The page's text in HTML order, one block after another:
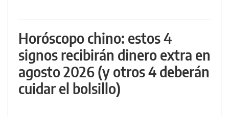
Horóscopo chino: estos 4
signos recibirán dinero extra en
agosto 2026 (y otros 4 deberán
cuidar el bolsillo)